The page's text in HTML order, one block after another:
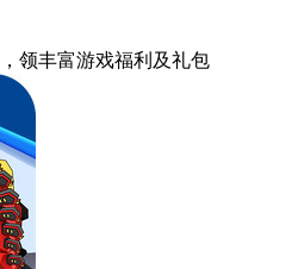
，领丰富游戏福利 及礼包